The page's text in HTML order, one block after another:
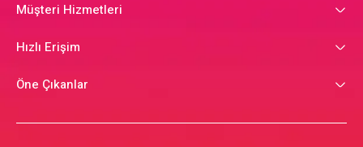
Müşteri Hizmetleri
Hızlı Erişim
Öne Çıkanlar